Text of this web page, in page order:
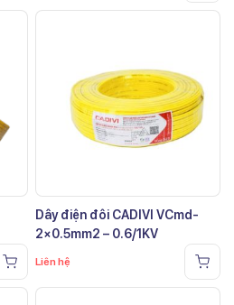
Dây điện đôi CADIVI VCmd-
2×0.5mm2 – 0.6/1KV
Liên hệ